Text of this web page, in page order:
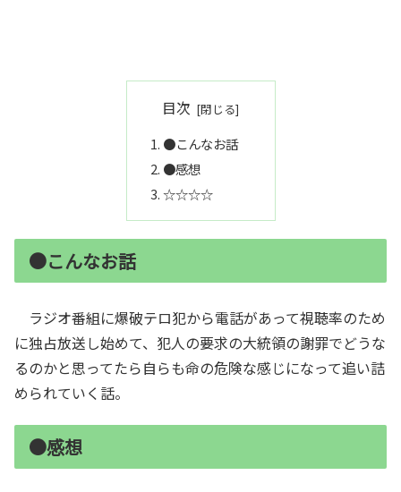
目次
●こんなお話
●感想
☆☆☆☆
●こんなお話
ラジオ番組に爆破テロ犯から電話があって視聴率のため
に独占放送し始めて、犯人の要求の大統領の謝罪でどうな
るのかと思ってたら自らも命の危険な感じになって追い詰
められていく話。
●感想